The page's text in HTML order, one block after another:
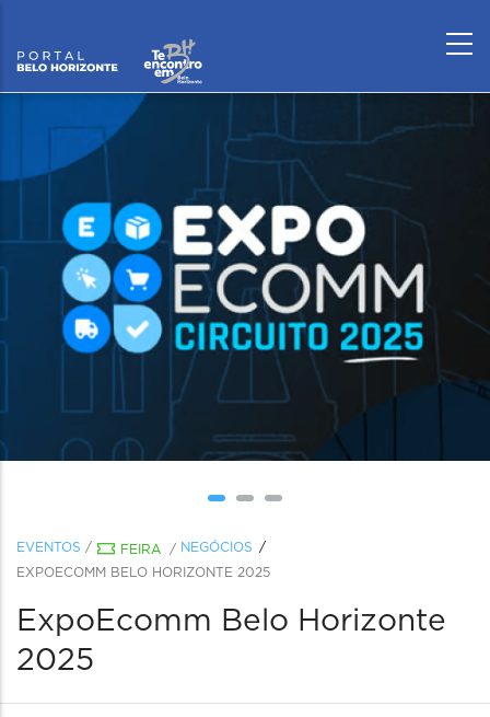
EVENTOS / FEIRA / NEGÓCIOS
EXPOECOMM BELO HORIZONTE 2025
ExpoEcomm Belo Horizonte
2025